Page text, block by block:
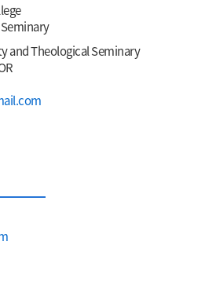
and Theological Seminary